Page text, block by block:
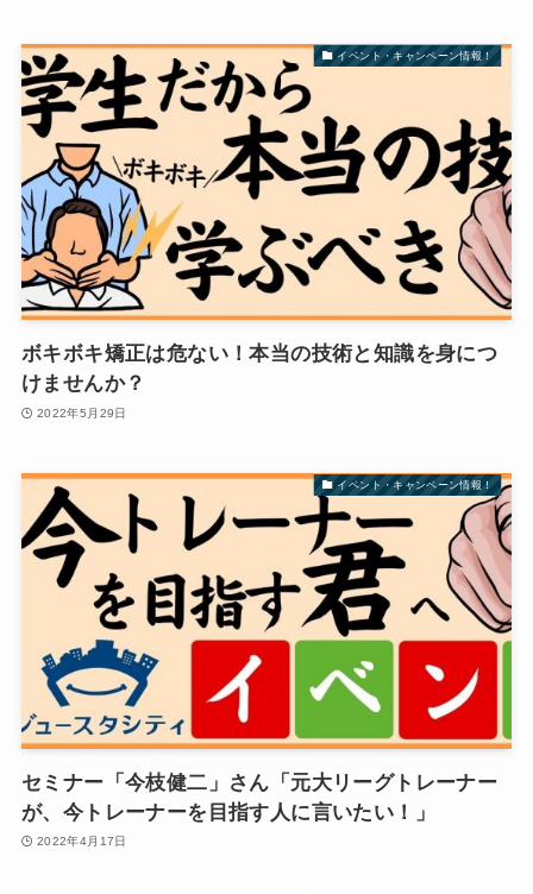
イベント・キャンペーン情報！
ボキボキ矯正は危ない！本当の技術と知識を身につ
けませんか？
2022年5月29日
イベント・キャンペーン情報！
セミナー「今枝健二」さん「元大リーグトレーナー
が、今トレーナーを目指す人に言いたい！」
2022年4月17日